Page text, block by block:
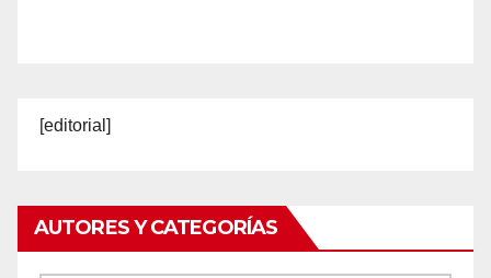
[editorial]
AUTORES Y CATEGORÍAS